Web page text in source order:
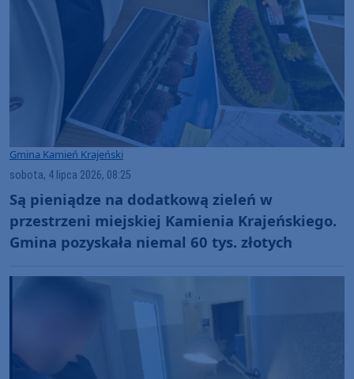
Gmina Kamień Krajeński
sobota, 4 lipca 2026, 08:25
Są pieniądze na dodatkową zieleń w
przestrzeni miejskiej Kamienia Krajeńskiego.
Gmina pozyskała niemal 60 tys. złotych